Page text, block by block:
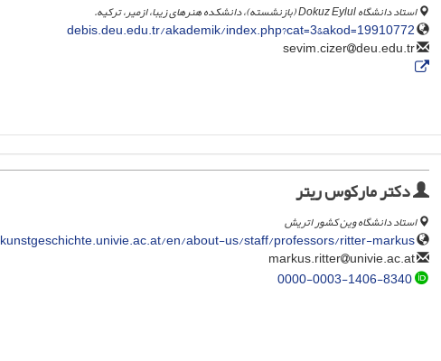
استاد دانشگاه Dokuz Eylul (بازنشسته)، دانشکده هنرهای زیبا، ازمیر، ترکیه.‎
debis.deu.edu.tr/akademik/index.php?cat=3&akod=19910772
deu.edu.tr
دکتر مارکوس ریتر
استاد دانشگاه وین کشور اتریش
kunstgeschichte.univie.ac.at/en/about-us/staff/professors/ritter-markus/
univie.ac.at
0000-0003-1406-8340